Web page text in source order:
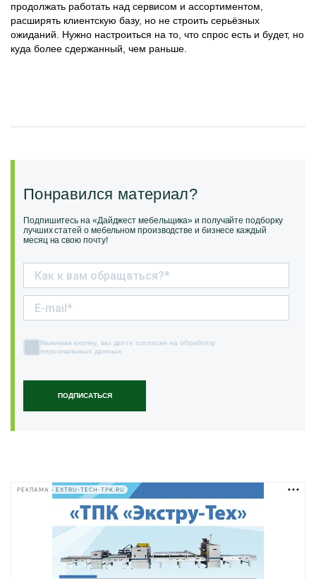
продолжать работать над сервисом и ассортиментом,
расширять клиентскую базу, но не строить серьёзных
ожиданий. Нужно настроиться на то, что спрос есть и будет, но
куда более сдержанный, чем раньше.
Понравился материал?
Подпишитесь на «Дайджест мебельщика» и получайте подборку
лучших статей о мебельном производстве и бизнесе каждый
месяц на свою почту!
ПОДПИСАТЬСЯ
Нажимая кнопку, вы даете согласие на обработку
персональных данных
РЕКЛАМА • EXTRU-TECH-TPK.RU